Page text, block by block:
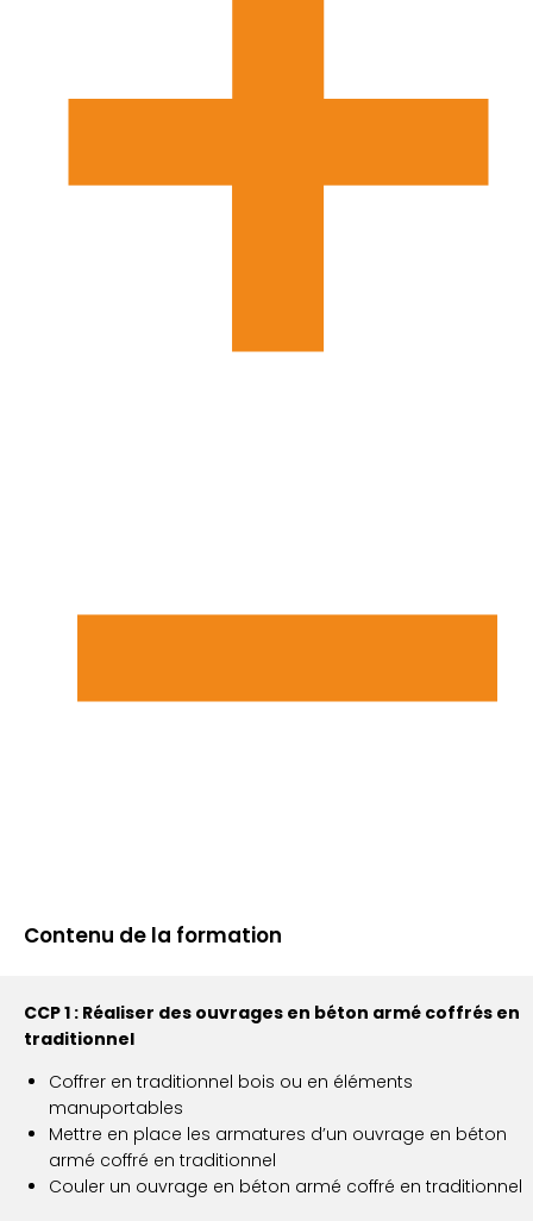
Contenu de la formation
CCP 1 : Réaliser des ouvrages en béton armé coffrés en
traditionnel
Coffrer en traditionnel bois ou en éléments
manuportables
Mettre en place les armatures d’un ouvrage en béton
armé coffré en traditionnel
Couler un ouvrage en béton armé coffré en traditionnel